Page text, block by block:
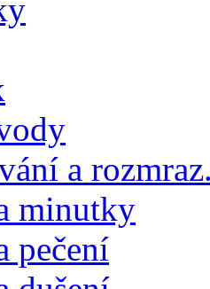
a
minutky
pečení